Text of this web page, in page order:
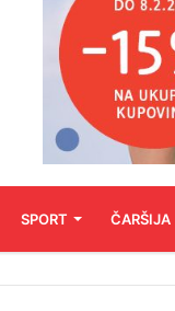
SPORT ČARŠIJA